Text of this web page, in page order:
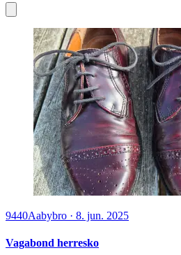
9440Aabybro · 8. jun. 2025
Vagabond herresko